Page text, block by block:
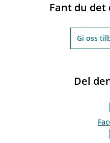
Fant du
Gi oss
Del